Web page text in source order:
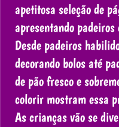
apetitosa seleção de
apresentando
Desde padeiros
decorando bolos até
de pão fresco e
colorir mostram essa
As crianças vão se